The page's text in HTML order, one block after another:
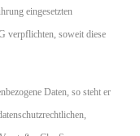
eingesetzten
verpflichten, soweit diese
Daten, so steht er